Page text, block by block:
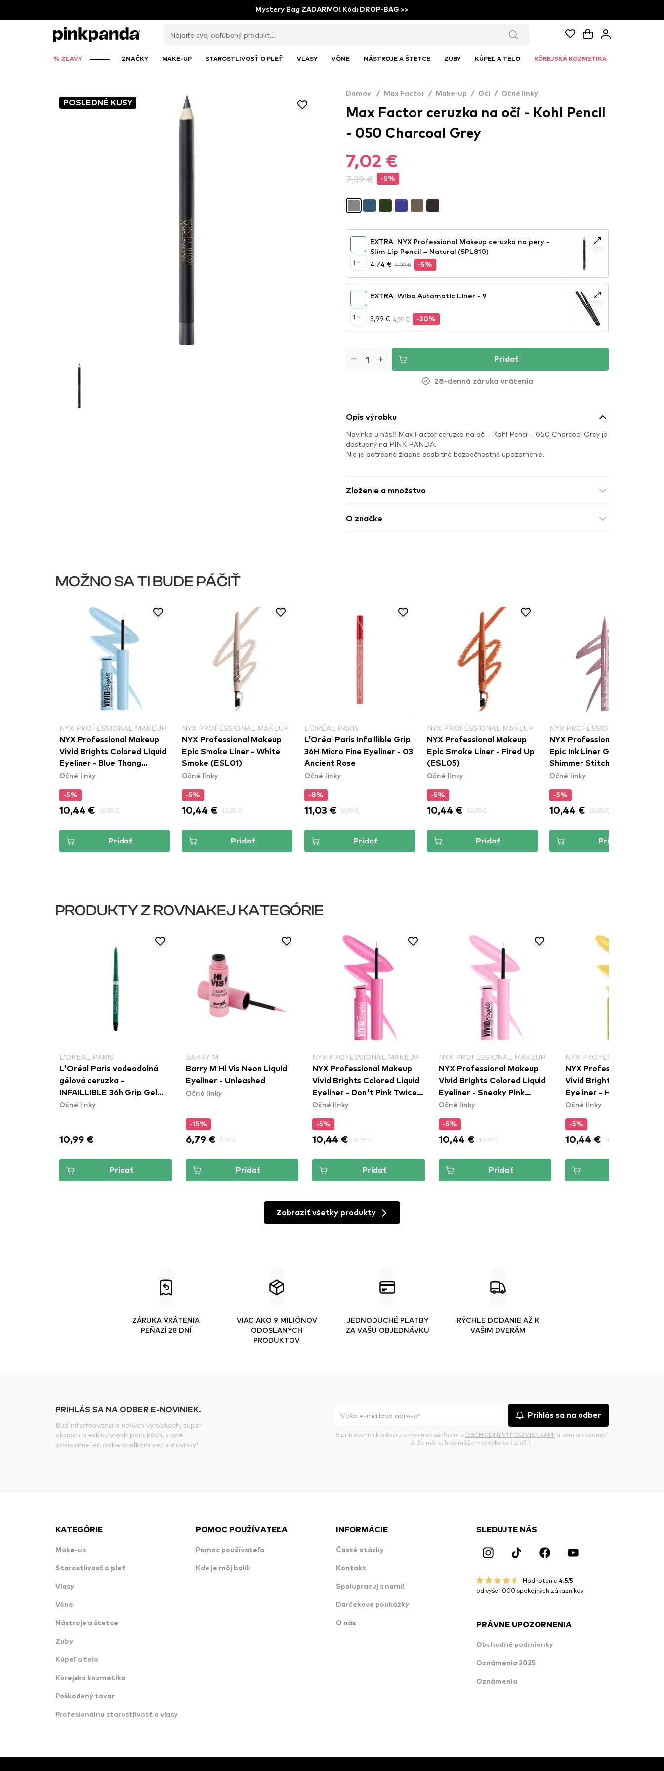
Mystery Bag ZADARMO! Kód: DROP-BAG >>
% ZĽAVY ZNAČKY MAKE-UP STAROSTLIVOSŤ O PLEŤ VLASY VÔNE NÁSTROJE A ŠTETCE ZUBY KÚPEĽ A TELO KÓREJSKÁ KOZMETIKA
POSLEDNÉ KUSY
Domov / Max Factor / Make-up / Oči / Očné linky
Max Factor ceruzka na oči - Kohl Pencil
- 050 Charcoal Grey
7,02 €
7,39 € -5%
1
EXTRA: NYX Professional Makeup ceruzka na pery -
Slim Lip Pencil – Natural (SPL810)
4,74 € 4,99 € -5%
1
EXTRA: Wibo Automatic Liner - 9
3,99 € 4,99 € -20%
Pridať
28-denná záruka vrátenia
Opis výrobku
Novinka u nás!! Max Factor ceruzka na oči - Kohl Pencil - 050 Charcoal Grey je
dostupný na PINK PANDA.
Nie je potrebné žiadne osobitné bezpečnostné upozornenie.
Zloženie a množstvo
O značke
MOŽNO SA TI BUDE PÁČIŤ
NYX PROFESSIONAL MAKEUP
NYX Professional Makeup
Vivid Brights Colored Liquid
Eyeliner - Blue Thang
(VBLL06)
Očné linky
-5%
10,44 € 10,99 €
Pridať
NYX PROFESSIONAL MAKEUP
NYX Professional Makeup
Epic Smoke Liner - White
Smoke (ESL01)
Očné linky
-5%
10,44 € 10,99 €
Pridať
L’ORÉAL PARIS
L’Oréal Paris Infaillible Grip
36H Micro Fine Eyeliner​ - 03
Ancient Rose
Očné linky
-8%
11,03 € 11,99 €
Pridať
NYX PROFESSIONAL MAKEUP
NYX Professional Makeup
Epic Smoke Liner - Fired Up
(ESL05)
Očné linky
-5%
10,44 € 10,99 €
Pridať
NYX PROFESSIONAL MAKEUP
NYX Professional Makeup
Epic Ink Liner Glitz - 03
Shimmer Stitch
Očné linky
-5%
10,44 € 10,99 €
Pridať
PRODUKTY Z ROVNAKEJ KATEGÓRIE
L’ORÉAL PARIS
L'Oréal Paris vodeodolná
gélová ceruzka -
INFAILLIBLE 36h Grip Gel
Automatic Eyeliner -
Očné linky
10,99 €
Pridať
BARRY M
Barry M Hi Vis Neon Liquid
Eyeliner - Unleashed
Očné linky
-15%
6,79 € 7,99 €
Pridať
NYX PROFESSIONAL MAKEUP
NYX Professional Makeup
Vivid Brights Colored Liquid
Eyeliner - Don't Pink Twice
(VBLL08)
Očné linky
-5%
10,44 € 10,99 €
Pridať
NYX PROFESSIONAL MAKEUP
NYX Professional Makeup
Vivid Brights Colored Liquid
Eyeliner - Sneaky Pink
(VBLL09)
Očné linky
-5%
10,44 € 10,99 €
Pridať
NYX PROFESSIONAL
NYX Professional
Vivid Brights Colored
Eyeliner - Had Me At
(VBLL03)
Očné linky
-5%
10,44 € 10,99 €
Zobraziť všetky produkty
ZÁRUKA VRÁTENIA
PEŇAZÍ 28 DNÍ
VIAC AKO 9 MILIÓNOV
ODOSLANÝCH
PRODUKTOV
JEDNODUCHÉ PLATBY
ZA VAŠU OBJEDNÁVKU
RÝCHLE DODANIE AŽ K
VAŠIM DVERÁM
PRIHLÁS SA NA ODBER E-NOVINIEK.
Buď informovaná o nových výrobkoch, super
akciách a exkluzívnych ponukách, ktoré
posielame len odberateľkám cez e-novinky!
Prihlás sa na odber
S prihlásením k odberu e-noviniek súhlasím s OBCHODNÝMI PODMIENKAMI a som si vedomý/
á, že môj súhlas môžem kedykoľvek zrušiť.
KATEGÓRIE
Make-up
Starostlivosť o pleť
Vlasy
Vône
Nástroje a štetce
Zuby
Kúpeľ a telo
Kórejská kozmetika
Poškodený tovar
Profesionálna starostlivosť o vlasy
POMOC POUŽÍVATEĽA
Pomoc používateľa
Kde je môj balík
INFORMÁCIE
Časté otázky
Kontakt
Spolupracuj s nami!
Darčekové poukážky
O nás
SLEDUJTE NÁS
Hodnotenie 4.5/5
od vyše 1000 spokojných zákazníkov
PRÁVNE UPOZORNENIA
Obchodné podmienky
Oznámenia 2025
Oznámenia